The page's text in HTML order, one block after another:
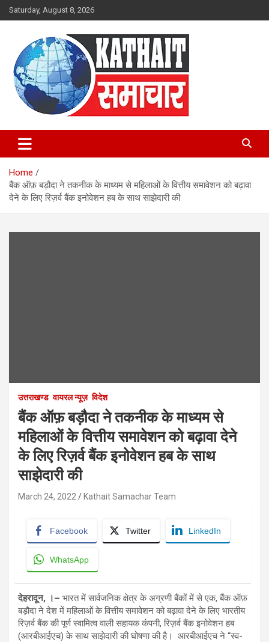
Skip
to
Saturday, August 8, 2026
Kathait Samachar – Latest
Uttarakhand News in Hindi,
Uttarakhand News Headlines
Home
बैंक ऑफ़ बड़ौदा ने तकनीक के माध्यम से महिलाओं के वित्तीय समावेशन को बढ़ावा
देने के लिए रिज़र्व बैंक इनोवेशन हब के साथ साझेदारी की
उत्तराखण्ड वायरल न्यूज़ विदेश
बैंक ऑफ़ बड़ौदा ने तकनीक के माध्यम से
महिलाओं के वित्तीय समावेशन को बढ़ावा देने
के लिए रिज़र्व बैंक इनोवेशन हब के साथ
साझेदारी की
March 24, 2022 Kathait Samachar Team
Facebook Twitter LinkedIn
WhatsApp
देहरादून, ।– भारत में सार्वजनिक क्षेत्र के अग्रणी बैंकों में से एक, बैंक ऑफ़
बड़ौदा ने देश में महिलाओं के वित्तीय समावेशन को बढ़ावा देने के लिए भारतीय
रिज़र्व बैंक की पूर्ण स्वामित्व वाली सहायक कंपनी, रिज़र्व बैंक इनोवेशन हब
(आरबीआईएच) के साथ साझेदारी की घोषणा की है। आरबीआईएच ने “स्व-